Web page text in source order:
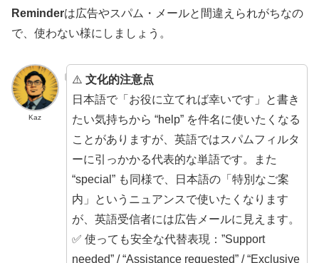
Reminderは広告やスパム・メールと間違えられがちなの
で、使わない様にしましょう。
Kaz
⚠️ 文化的注意点
日本語で「お役に立てれば幸いです」と書き
たい気持ちから “help” を件名に使いたくなる
ことがありますが、英語ではスパムフィルタ
ーに引っかかる代表的な単語です。また
“special” も同様で、日本語の「特別なご案
内」というニュアンスで使いたくなります
が、英語受信者には広告メールに見えます。
✅ 使っても安全な代替表現：”Support
needed” / “Assistance requested” / “Exclusive